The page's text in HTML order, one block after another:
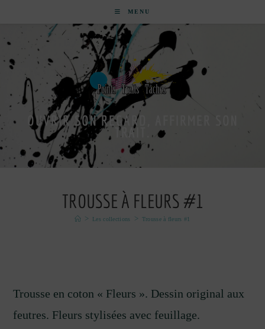
MENU
OUVRIR SON REGARD, AFFIRMER SON
TRAIT.
TROUSSE À FLEURS #1
> Les collections > Trousse à fleurs #1
Trousse en coton « Fleurs ». Dessin original aux
feutres. Fleurs stylisées avec feuillage.